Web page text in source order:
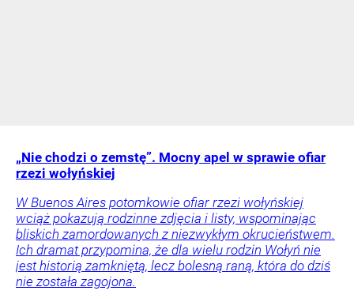
„Nie chodzi o zemstę”. Mocny apel w sprawie ofiar
rzezi wołyńskiej
W Buenos Aires potomkowie ofiar rzezi wołyńskiej
wciąż pokazują rodzinne zdjęcia i listy, wspominając
bliskich zamordowanych z niezwykłym okrucieństwem.
Ich dramat przypomina, że dla wielu rodzin Wołyń nie
jest historią zamkniętą, lecz bolesną raną, która do dziś
nie została zagojona.